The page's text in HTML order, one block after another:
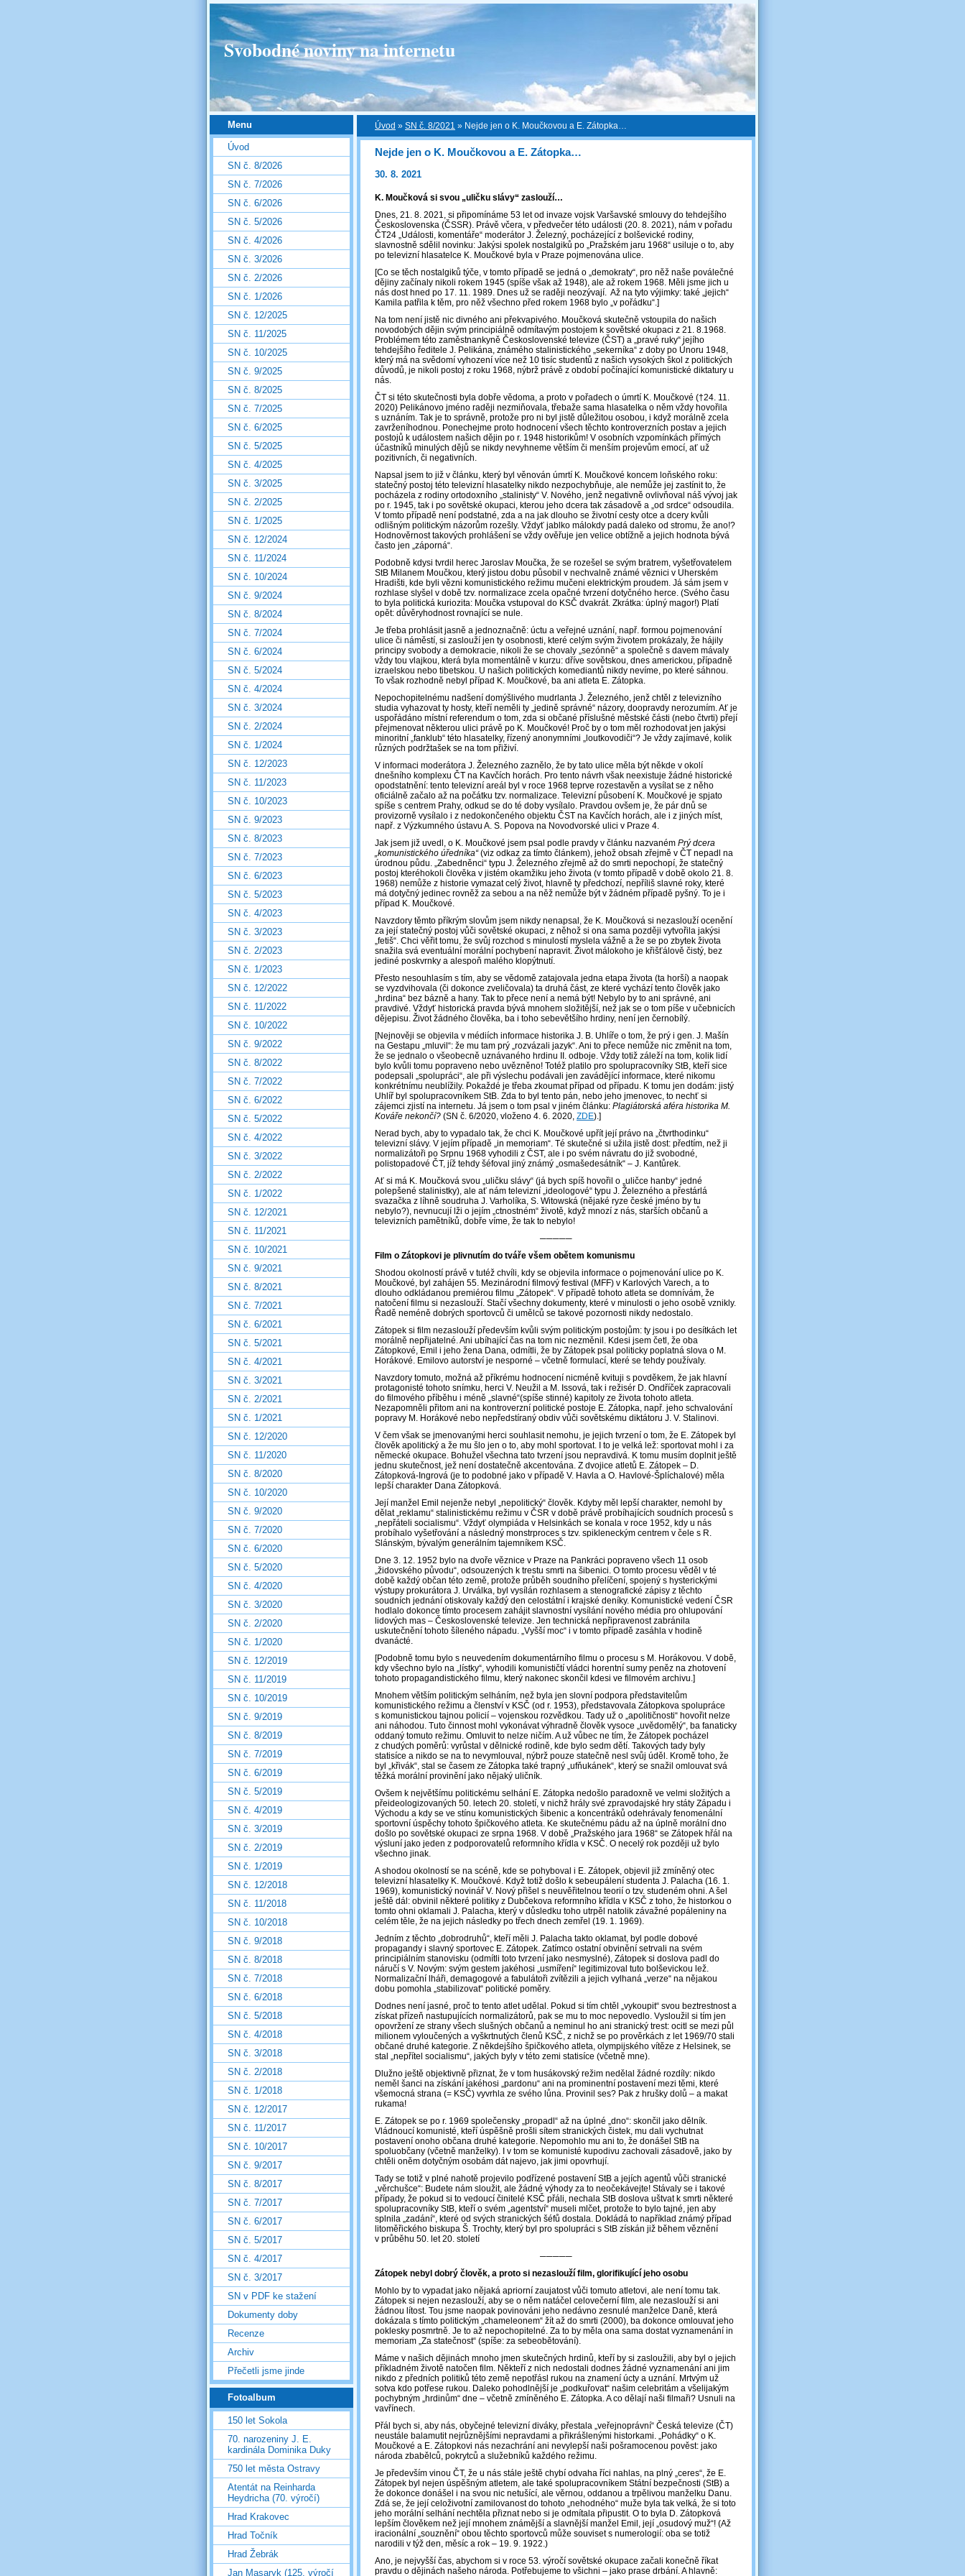
Svobodné noviny na internetu
Úvod » SN č. 8/2021 » Nejde jen o K. Moučkovou a E. Zátopka…
Nejde jen o K. Moučkovou a E. Zátopka…
30. 8. 2021
K. Moučková si svou „uličku slávy“ zaslouží…
Dnes, 21. 8. 2021, si připomínáme 53 let od invaze vojsk Varšavské smlouvy do tehdejšího
Československa (ČSSR). Právě včera, v předvečer této události (20. 8. 2021), nám v pořadu
ČT24 „Události, komentáře“ moderátor J. Železný, pocházející z bolševické rodiny,
slavnostně sdělil novinku: Jakýsi spolek nostalgiků po „Pražském jaru 1968“ usiluje o to, aby
po televizní hlasatelce K. Moučkové byla v Praze pojmenována ulice.
[Co se těch nostalgiků týče, v tomto případě se jedná o „demokraty“, pro něž naše poválečné
dějiny začínaly nikoli rokem 1945 (spíše však až 1948), ale až rokem 1968. Měli jsme jich u
nás dost hned po 17. 11. 1989. Dnes už se raději neozývají. Až na tyto výjimky: také „jejich“
Kamila patřila k těm, pro něž všechno před rokem 1968 bylo „v pořádku“.]
Na tom není jistě nic divného ani překvapivého. Moučková skutečně vstoupila do našich
novodobých dějin svým principiálně odmítavým postojem k sovětské okupaci z 21. 8.1968.
Problémem této zaměstnankyně Československé televize (ČST) a „pravé ruky“ jejího
tehdejšího ředitele J. Pelikána, známého stalinistického „sekerníka“ z doby po Únoru 1948,
který má na svědomí vyhození více než 10 tisíc studentů z našich vysokých škol z politických
důvodů, je nikoli postoj z roku 1968, nýbrž právě z období počínající komunistické diktatury u
nás.
ČT si této skutečnosti byla dobře vědoma, a proto v pořadech o úmrtí K. Moučkové (†24. 11.
2020) Pelikánovo jméno raději nezmiňovala, třebaže sama hlasatelka o něm vždy hovořila
s uznáním. Tak je to správně, protože pro ni byl jistě důležitou osobou, i když morálně zcela
zavrženíhodnou. Ponechejme proto hodnocení všech těchto kontroverzních postav a jejich
postojů k událostem našich dějin po r. 1948 historikům! V osobních vzpomínkách přímých
účastníků minulých dějů se nikdy nevyhneme větším či menším projevům emocí, ať už
pozitivních, či negativních.
Napsal jsem to již v článku, který byl věnován úmrtí K. Moučkové koncem loňského roku:
statečný postoj této televizní hlasatelky nikdo nezpochybňuje, ale nemůže jej zastínit to, že
pocházela z rodiny ortodoxního „stalinisty“ V. Nového, jenž negativně ovlivňoval náš vývoj jak
po r. 1945, tak i po sovětské okupaci, kterou jeho dcera tak zásadově a „od srdce“ odsoudila.
V tomto případě není podstatné, zda a na jak dlouho se životní cesty otce a dcery kvůli
odlišným politickým názorům rozešly. Vždyť jablko málokdy padá daleko od stromu, že ano!?
Hodnověrnost takových prohlášení se vždy ověřuje jen velice obtížně a jejich hodnota bývá
často jen „záporná“.
Podobně kdysi tvrdil herec Jaroslav Moučka, že se rozešel se svým bratrem, vyšetřovatelem
StB Milanem Moučkou, který jistou dobu působil v nechvalně známé věznici v Uherském
Hradišti, kde byli vězni komunistického režimu mučeni elektrickým proudem. Já sám jsem v
rozhlase slyšel v době tzv. normalizace zcela opačné tvrzení dotyčného herce. (Svého času
to byla politická kuriozita: Moučka vstupoval do KSČ dvakrát. Zkrátka: úplný magor!) Platí
opět: důvěryhodnost rovnající se nule.
Je třeba prohlásit jasně a jednoznačně: úctu a veřejné uznání, např. formou pojmenování
ulice či náměstí, si zaslouží jen ty osobnosti, které celým svým životem prokázaly, že hájily
principy svobody a demokracie, nikoli že se chovaly „sezónně“ a společně s davem mávaly
vždy tou vlajkou, která byla momentálně v kurzu: dříve sovětskou, dnes americkou, případně
izraelskou nebo tibetskou. U našich politických komediantů nikdy nevíme, po které sáhnou.
To však rozhodně nebyl případ K. Moučkové, ba ani atleta E. Zátopka.
Nepochopitelnému nadšení domýšlivého mudrlanta J. Železného, jenž chtěl z televizního
studia vyhazovat ty hosty, kteří neměli ty „jedině správné“ názory, doopravdy nerozumím. Ať je
uspořádáno místní referendum o tom, zda si občané příslušné městské části (nebo čtvrti) přejí
přejmenovat některou ulici právě po K. Moučkové! Proč by o tom měl rozhodovat jen jakýsi
minoritní „fanklub“ této hlasatelky, řízený anonymními „loutkovodiči“? Je vždy zajímavé, kolik
různých podržtašek se na tom přiživí.
V informaci moderátora J. Železného zaznělo, že by tato ulice měla být někde v okolí
dnešního komplexu ČT na Kavčích horách. Pro tento návrh však neexistuje žádné historické
opodstatnění: tento televizní areál byl v roce 1968 teprve rozestavěn a vysílat se z něho
oficiálně začalo až na počátku tzv. normalizace. Televizní působení K. Moučkové je spjato
spíše s centrem Prahy, odkud se do té doby vysílalo. Pravdou ovšem je, že pár dnů se
provizorně vysílalo i z nedokončeného objektu ČST na Kavčích horách, ale i z jiných míst,
např. z Výzkumného ústavu A. S. Popova na Novodvorské ulici v Praze 4.
Jak jsem již uvedl, o K. Moučkové jsem psal podle pravdy v článku nazvaném Prý dcera
„komunistického úředníka“(viz odkaz za tímto článkem), jehož obsah zřejmě v ČT nepadl na
úrodnou půdu. „Zabedněnci“ typu J. Železného zřejmě až do smrti nepochopí, že statečný
postoj kteréhokoli člověka v jistém okamžiku jeho života (v tomto případě v době okolo 21. 8.
1968) nemůže z historie vymazat celý život, hlavně ty předchozí, nepříliš slavné roky, které
má dotyčný jedinec rovněž za sebou a na něž nemůže být v žádném případě pyšný. To je i
případ K. Moučkové.
Navzdory těmto příkrým slovům jsem nikdy nenapsal, že K. Moučková si nezaslouží ocenění
za její statečný postoj vůči sovětské okupaci, z něhož si ona sama později vytvořila jakýsi
„fetiš“. Chci věřit tomu, že svůj rozchod s minulostí myslela vážně a že se po zbytek života
snažila svá eventuální morální pochybení napravit. Život málokoho je křišťálově čistý, bez
jediné poskvrnky a alespoň malého klopýtnutí.
Přesto nesouhlasím s tím, aby se vědomě zatajovala jedna etapa života (ta horší) a naopak
se vyzdvihovala (či dokonce zveličovala) ta druhá část, ze které vychází tento člověk jako
„hrdina“ bez bázně a hany. Tak to přece není a nemá být! Nebylo by to ani správné, ani
pravdivé. Vždyť historická pravda bývá mnohem složitější, než jak se o tom píše v učebnicích
dějepisu. Život žádného člověka, ba i toho sebevětšího hrdiny, není jen černobílý.
[Nejnověji se objevila v médiích informace historika J. B. Uhlíře o tom, že prý i gen. J. Mašín
na Gestapu „mluvil“: že mu tam prý „rozvázali jazyk“. Ani to přece nemůže nic změnit na tom,
že se jednalo o všeobecně uznávaného hrdinu II. odboje. Vždy totiž záleží na tom, kolik lidí
bylo kvůli tomu popraveno nebo uvězněno! Totéž platilo pro spolupracovníky StB, kteří sice
podepsali „spolupráci“, ale při výslechu podávali jen zavádějící informace, které nikomu
konkrétnímu neublížily. Pokaždé je třeba zkoumat případ od případu. K tomu jen dodám: jistý
Uhlíř byl spolupracovníkem StB. Zda to byl tento pán, nebo jeho jmenovec, to nechť si
zájemci zjistí na internetu. Já jsem o tom psal v jiném článku: Plagiátorská aféra historika M.
Kováře nekončí? (SN č. 6/2020, vloženo 4. 6. 2020, ZDE).]
Nerad bych, aby to vypadalo tak, že chci K. Moučkové upřít její právo na „čtvrthodinku“
televizní slávy. V jejím případě „in memoriam“. Té skutečné si užila jistě dost: předtím, než ji
normalizátoři po Srpnu 1968 vyhodili z ČST, ale i po svém návratu do již svobodné,
polistopadové ČT, jíž tehdy šéfoval jiný známý „osmašedesátník“ – J. Kantůrek.
Ať si má K. Moučková svou „uličku slávy“ (já bych spíš hovořil o „uličce hanby“ jedné
polepšené stalinistky), ale ať nám televizní „ideologové“ typu J. Železného a přestárlá
svazačka z líhně soudruha J. Varholíka, S. Witowská (nějaké ryze české jméno by tu
nebylo?), nevnucují lži o jejím „ctnostném“ životě, když mnozí z nás, starších občanů a
televizních pamětníků, dobře víme, že tak to nebylo!
─────
Film o Zátopkovi je plivnutím do tváře všem obětem komunismu
Shodou okolností právě v tutéž chvíli, kdy se objevila informace o pojmenování ulice po K.
Moučkové, byl zahájen 55. Mezinárodní filmový festival (MFF) v Karlových Varech, a to
dlouho odkládanou premiérou filmu „Zátopek“. V případě tohoto atleta se domnívám, že
natočení filmu si nezaslouží. Stačí všechny dokumenty, které v minulosti o jeho osobě vznikly.
Řadě neméně dobrých sportovců či umělců se takové pozornosti nikdy nedostalo.
Zátopek si film nezaslouží především kvůli svým politickým postojům: ty jsou i po desítkách let
morálně nepřijatelné. Ani ubíhající čas na tom nic nezměnil. Kdesi jsem četl, že oba
Zátopkové, Emil i jeho žena Dana, odmítli, že by Zátopek psal politicky poplatná slova o M.
Horákové. Emilovo autorství je nesporné – včetně formulací, které se tehdy používaly.
Navzdory tomuto, možná až příkrému hodnocení nicméně kvituji s povděkem, že jak hlavní
protagonisté tohoto snímku, herci V. Neužil a M. Issová, tak i režisér D. Ondříček zapracovali
do filmového příběhu i méně „slavné“(spíše stinné) kapitoly ze života tohoto atleta.
Nezapomněli přitom ani na kontroverzní politické postoje E. Zátopka, např. jeho schvalování
popravy M. Horákové nebo nepředstíraný obdiv vůči sovětskému diktátoru J. V. Stalinovi.
V čem však se jmenovanými herci souhlasit nemohu, je jejich tvrzení o tom, že E. Zátopek byl
člověk apolitický a že mu šlo jen o to, aby mohl sportovat. I to je velká lež: sportovat mohl i za
německé okupace. Bohužel všechna tato tvrzení jsou nepravdivá. K tomu musím doplnit ještě
jednu skutečnost, jež není dostatečně akcentována. Z dvojice atletů E. Zátopek – D.
Zátopková-Ingrová (je to podobné jako v případě V. Havla a O. Havlové-Šplíchalové) měla
lepší charakter Dana Zátopková.
Její manžel Emil nejenže nebyl „nepolitický“ člověk. Kdyby měl lepší charakter, nemohl by
dělat „reklamu“ stalinistickému režimu v ČSR v době právě probíhajících soudních procesů s
„nepřáteli socialismu“. Vždyť olympiáda v Helsinkách se konala v roce 1952, kdy u nás
probíhalo vyšetřování a následný monstrproces s tzv. spikleneckým centrem v čele s R.
Slánským, bývalým generálním tajemníkem KSČ.
Dne 3. 12. 1952 bylo na dvoře věznice v Praze na Pankráci popraveno všech 11 osob
„židovského původu“, odsouzených k trestu smrti na šibenici. O tomto procesu věděl v té
době každý občan této země, protože průběh soudního přelíčení, spojený s hysterickými
výstupy prokurátora J. Urválka, byl vysílán rozhlasem a stenografické zápisy z těchto
soudních jednání otiskovaly každý den celostátní i krajské deníky. Komunistické vedení ČSR
hodlalo dokonce tímto procesem zahájit slavnostní vysílání nového média pro ohlupování
lidových mas – Československé televize. Jen technická nepřipravenost zabránila
uskutečnění tohoto šíleného nápadu. „Vyšší moc“ i v tomto případě zasáhla v hodině
dvanácté.
[Podobně tomu bylo s neuvedením dokumentárního filmu o procesu s M. Horákovou. V době,
kdy všechno bylo na „lístky“, vyhodili komunističtí vládci horentní sumy peněz na zhotovení
tohoto propagandistického filmu, který nakonec skončil kdesi ve filmovém archivu.]
Mnohem větším politickým selháním, než byla jen slovní podpora představitelům
komunistického režimu a členství v KSČ (od r. 1953), představovala Zátopkova spolupráce
s komunistickou tajnou policií – vojenskou rozvědkou. Tady už o „apolitičnosti“ hovořit nelze
ani náhodou. Tuto činnost mohl vykonávat výhradně člověk vysoce „uvědomělý“, ba fanaticky
oddaný tomuto režimu. Omluvit to nelze ničím. A už vůbec ne tím, že Zátopek pocházel
z chudých poměrů: vyrůstal v dělnické rodině, kde bylo sedm dětí. Takových tady byly
statisíce a nikdo se na to nevymlouval, nýbrž pouze statečně nesl svůj úděl. Kromě toho, že
byl „křivák“, stal se časem ze Zátopka také trapný „ufňukánek“, který se snažil omlouvat svá
těžká morální provinění jako nějaký uličník.
Ovšem k největšímu politickému selhání E. Zátopka nedošlo paradoxně ve velmi složitých a
přeideologizovaných 50. letech 20. století, v nichž hrály své zpravodajské hry státy Západu i
Východu a kdy se ve stínu komunistických šibenic a koncentráků odehrávaly fenomenální
sportovní úspěchy tohoto špičkového atleta. Ke skutečnému pádu až na úplně morální dno
došlo po sovětské okupaci ze srpna 1968. V době „Pražského jara 1968“ se Zátopek hřál na
výsluní jako jeden z podporovatelů reformního křídla v KSČ. O necelý rok později už bylo
všechno jinak.
A shodou okolností se na scéně, kde se pohyboval i E. Zátopek, objevil již zmíněný otec
televizní hlasatelky K. Moučkové. Když totiž došlo k sebeupálení studenta J. Palacha (16. 1.
1969), komunistický novinář V. Nový přišel s neuvěřitelnou teorií o tzv. studeném ohni. A šel
ještě dál: obvinil některé politiky z Dubčekova reformního křídla v KSČ z toho, že historkou o
tomto ohni oklamali J. Palacha, který v důsledku toho utrpěl natolik závažné popáleniny na
celém těle, že na jejich následky po třech dnech zemřel (19. 1. 1969).
Jedním z těchto „dobrodruhů“, kteří měli J. Palacha takto oklamat, byl podle dobové
propagandy i slavný sportovec E. Zátopek. Zatímco ostatní obvinění setrvali na svém
principiálním stanovisku (odmítli toto tvrzení jako nesmyslné), Zátopek si doslova padl do
náručí s V. Novým: svým gestem jakéhosi „usmíření“ legitimizoval tuto bolševickou lež.
Normalizační lháři, demagogové a fabulátoři zvítězili a jejich vylhaná „verze“ na nějakou
dobu pomohla „stabilizovat“ politické poměry.
Dodnes není jasné, proč to tento atlet udělal. Pokud si tím chtěl „vykoupit“ svou beztrestnost a
získat přízeň nastupujících normalizátorů, pak se mu to moc nepovedlo. Vysloužil si tím jen
opovržení ze strany všech slušných občanů a neminul ho ani stranický trest: ocitl se mezi půl
milionem vyloučených a vyškrtnutých členů KSČ, z nichž se po prověrkách z let 1969/70 stali
občané druhé kategorie. Z někdejšího špičkového atleta, olympijského vítěze z Helsinek, se
stal „nepřítel socialismu“, jakých byly v této zemi statisíce (včetně mne).
Dlužno ještě objektivně přiznat, že v tom husákovský režim nedělal žádné rozdíly: nikdo
neměl šanci na získání jakéhosi „pardonu“ ani na prominentní postavení mezi těmi, které
všemocná strana (= KSČ) vyvrhla ze svého lůna. Provinil ses? Pak z hrušky dolů – a makat
rukama!
E. Zátopek se po r. 1969 společensky „propadl“ až na úplné „dno“: skončil jako dělník.
Vládnoucí komunisté, kteří úspěšně prošli sítem stranických čistek, mu dali vychutnat
postavení onoho občana druhé kategorie. Nepomohlo mu ani to, že donášel StB na
spoluobčany (včetně manželky). I v tom se komunisté kupodivu zachovali zásadově, jako by
chtěli oněm dotyčným osobám dát najevo, jak jimi opovrhují.
Tady se totiž v plné nahotě projevilo podřízené postavení StB a jejích agentů vůči stranické
„věrchušce“: Budete nám sloužit, ale žádné výhody za to neočekávejte! Stávaly se i takové
případy, že pokud si to vedoucí činitelé KSČ přáli, nechala StB doslova uštvat k smrti některé
spolupracovníky StB, kteří o svém „agentství“ museli mlčet, protože to bylo tajné, jen aby
splnila „zadání“, které od svých stranických šéfů dostala. Dokládá to například známý případ
litoměřického biskupa Š. Trochty, který byl pro spolupráci s StB získán již během věznění
v průběhu 50. let 20. století
─────
Zátopek nebyl dobrý člověk, a proto si nezaslouží film, glorifikující jeho osobu
Mohlo by to vypadat jako nějaká apriorní zaujatost vůči tomuto atletovi, ale není tomu tak.
Zátopek si nejen nezaslouží, aby se o něm natáčel celovečerní film, ale nezaslouží si ani
žádnou lítost. Tou jsme naopak povinováni jeho nedávno zesnulé manželce Daně, která
dokázala s tímto politickým „chameleonem“ žít až do smrti (2000), ba dokonce omlouvat jeho
poklesky posmrtně. Je to až nepochopitelné. Za to by měla ona sama dostat vyznamenání in
memoriam „Za statečnost“ (spíše: za sebeobětování).
Máme v našich dějinách mnoho jmen skutečných hrdinů, kteří by si zasloužili, aby byl o jejich
příkladném životě natočen film. Někteří z nich nedostali dodnes žádné vyznamenání ani jim
nikdo z předních politiků této země nepotřásl rukou na znamení úcty a uznání. Mrtvým už
sotva kdo potřese rukou. Daleko pohodlnější je „podkuřovat“ našim celebritám a všelijakým
pochybným „hrdinům“ dne – včetně zmíněného E. Zátopka. A co dělají naši filmaři? Usnuli na
vavřínech.
Přál bych si, aby nás, obyčejné televizní diváky, přestala „veřejnoprávní“ Česká televize (ČT)
neustále balamutit nejrůznějšími nepravdami a přikrášlenými historkami. „Pohádky“ o K.
Moučkové a E. Zátopkovi nás nezachrání ani nevylepší naši pošramocenou pověst: jako
národa zbabělců, pokrytců a služebníků každého režimu.
Je především vinou ČT, že u nás stále ještě chybí odvaha říci nahlas, na plný „ceres“, že E.
Zátopek byl nejen úspěšným atletem, ale také spolupracovníkem Státní bezpečnosti (StB) a
že dokonce donášel i na svou nic netušící, ale věrnou, oddanou a trpělivou manželku Danu.
Zdá se, že její celoživotní zamilovanost do tohoto „nehodného“ muže byla tak velká, že si toto
jeho morální selhání nechtěla přiznat nebo si je odmítala připustit. O to byla D. Zátopková
lepším člověkem než její mnohem známější a slavnější manžel Emil, její „osudový muž“! (Až
iracionální „souznění“ obou těchto sportovců může souviset s numerologií: oba se totiž
narodili v týž den, měsíc a rok – 19. 9. 1922.)
Ano, je nejvyšší čas, abychom si v roce 53. výročí sovětské okupace začali konečně říkat
pravdu o dějinách našeho národa. Potřebujeme to všichni – jako prase drbání. A hlavně:
Menu
Úvod
SN č. 8/2026
SN č. 7/2026
SN č. 6/2026
SN č. 5/2026
SN č. 4/2026
SN č. 3/2026
SN č. 2/2026
SN č. 1/2026
SN č. 12/2025
SN č. 11/2025
SN č. 10/2025
SN č. 9/2025
SN č. 8/2025
SN č. 7/2025
SN č. 6/2025
SN č. 5/2025
SN č. 4/2025
SN č. 3/2025
SN č. 2/2025
SN č. 1/2025
SN č. 12/2024
SN č. 11/2024
SN č. 10/2024
SN č. 9/2024
SN č. 8/2024
SN č. 7/2024
SN č. 6/2024
SN č. 5/2024
SN č. 4/2024
SN č. 3/2024
SN č. 2/2024
SN č. 1/2024
SN č. 12/2023
SN č. 11/2023
SN č. 10/2023
SN č. 9/2023
SN č. 8/2023
SN č. 7/2023
SN č. 6/2023
SN č. 5/2023
SN č. 4/2023
SN č. 3/2023
SN č. 2/2023
SN č. 1/2023
SN č. 12/2022
SN č. 11/2022
SN č. 10/2022
SN č. 9/2022
SN č. 8/2022
SN č. 7/2022
SN č. 6/2022
SN č. 5/2022
SN č. 4/2022
SN č. 3/2022
SN č. 2/2022
SN č. 1/2022
SN č. 12/2021
SN č. 11/2021
SN č. 10/2021
SN č. 9/2021
SN č. 8/2021
SN č. 7/2021
SN č. 6/2021
SN č. 5/2021
SN č. 4/2021
SN č. 3/2021
SN č. 2/2021
SN č. 1/2021
SN č. 12/2020
SN č. 11/2020
SN č. 8/2020
SN č. 10/2020
SN č. 9/2020
SN č. 7/2020
SN č. 6/2020
SN č. 5/2020
SN č. 4/2020
SN č. 3/2020
SN č. 2/2020
SN č. 1/2020
SN č. 12/2019
SN č. 11/2019
SN č. 10/2019
SN č. 9/2019
SN č. 8/2019
SN č. 7/2019
SN č. 6/2019
SN č. 5/2019
SN č. 4/2019
SN č. 3/2019
SN č. 2/2019
SN č. 1/2019
SN č. 12/2018
SN č. 11/2018
SN č. 10/2018
SN č. 9/2018
SN č. 8/2018
SN č. 7/2018
SN č. 6/2018
SN č. 5/2018
SN č. 4/2018
SN č. 3/2018
SN č. 2/2018
SN č. 1/2018
SN č. 12/2017
SN č. 11/2017
SN č. 10/2017
SN č. 9/2017
SN č. 8/2017
SN č. 7/2017
SN č. 6/2017
SN č. 5/2017
SN č. 4/2017
SN č. 3/2017
SN v PDF ke stažení
Dokumenty doby
Recenze
Archiv
Přečetli jsme jinde
Fotoalbum
150 let Sokola
70. narozeniny J. E.
kardinála Dominika Duky
750 let města Ostravy
Atentát na Reinharda
Heydricha (70. výročí)
Hrad Krakovec
Hrad Točník
Hrad Žebrák
Jan Masaryk (125. výročí